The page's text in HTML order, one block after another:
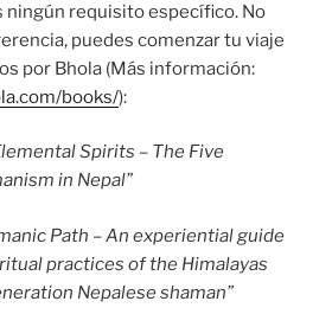
ningún requisito específico. No
puedes comenzar tu viaje
por Bhola (Más información:
books/):
Spirits – The Five
in Nepal”
Path – An experiential guide
practices of the Himalayas
Nepalese shaman”